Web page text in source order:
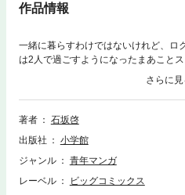
作品情報
一緒に暮らすわけではないけれど、ロ
は2人で過ごすようになったまあこと
子と長期的につきあったことがなかっ
著者
石坂啓
出版社
小学館
ジャンル
青年マンガ
レーベル
ビッグコミックス